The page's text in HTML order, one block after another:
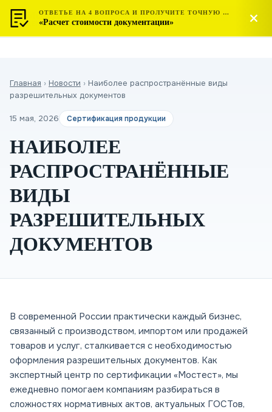
МОСТЕСТ
ЦЕНТР СЕРТИФИКАЦИИ
Главная › Новости › Наиболее распространённые виды
разрешительных документов
15 мая, 2026 Сертификация продукции
НАИБОЛЕЕ
РАСПРОСТРАНЁННЫЕ
ВИДЫ
РАЗРЕШИТЕЛЬНЫХ
ДОКУМЕНТОВ
В современной России практически каждый бизнес,
связанный с производством, импортом или продажей
товаров и услуг, сталкивается с необходимостью
оформления разрешительных документов. Как
экспертный центр по сертификации «Мостест», мы
ежедневно помогаем компаниям разбираться в
сложностях нормативных актов, актуальных ГОСТов,
ОТВЕТЬЕ НА 4 ВОПРОСА И ПРОЛУЧИТЕ ТОЧНУЮ СТОИМОСТЬ
«Расчет стоимости документации»